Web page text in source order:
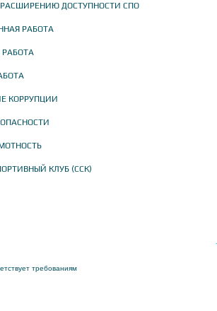
ДОСТУПНОСТИ СПО
РАБОТА
РАБОТА
КОРРУПЦИИ
КЛУБ (ССК)
требованиям